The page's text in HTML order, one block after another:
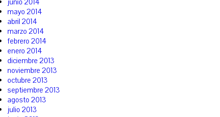
junio 2014
mayo 2014
abril 2014
marzo 2014
febrero 2014
enero 2014
diciembre 2013
noviembre 2013
octubre 2013
septiembre 2013
agosto 2013
julio 2013